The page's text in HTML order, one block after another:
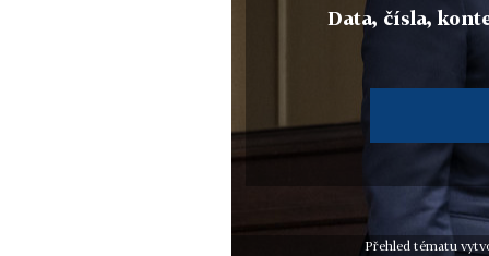
Data, čísla,
Přehled tématu